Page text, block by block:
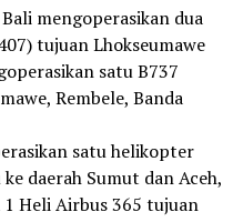
mengoperasikan dua
tujuan Lhokseumawe
satu B737
Rembele, Banda
satu helikopter
daerah Sumut dan Aceh,
Heli Airbus 365 tujuan